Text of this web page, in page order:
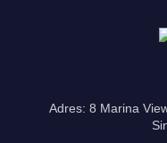
Adres: 8 Marina